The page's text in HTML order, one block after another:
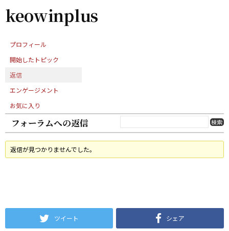
プ
ム
keowinplus
プロフィール
開始したトピック
返信
エンゲージメント
お気に入り
フォーラムへの返信
返信が見つかりませんでした。
ツイート シェア